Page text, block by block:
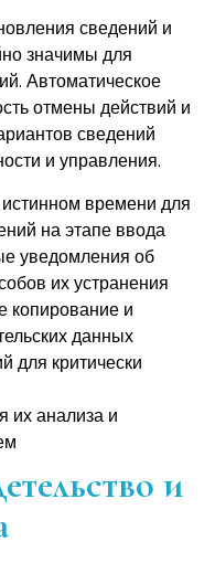
сведений и
значимы для
Автоматическое
отмены действий и
сведений
и управления.
времени для
на этапе ввода
уведомления об
их устранения
копирование и
данных
для критически
их анализа и
и